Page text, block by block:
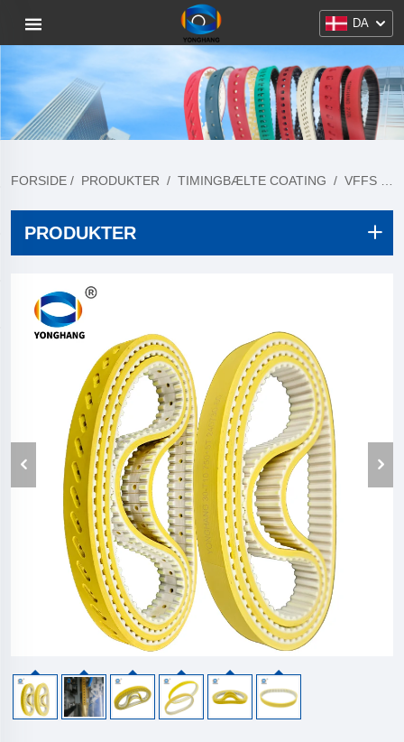
DA
FORSIDE / PRODUKTER / TIMINGBÆLTE COATING / VFFS TRÆK NED BÆLTER
PRODUKTER